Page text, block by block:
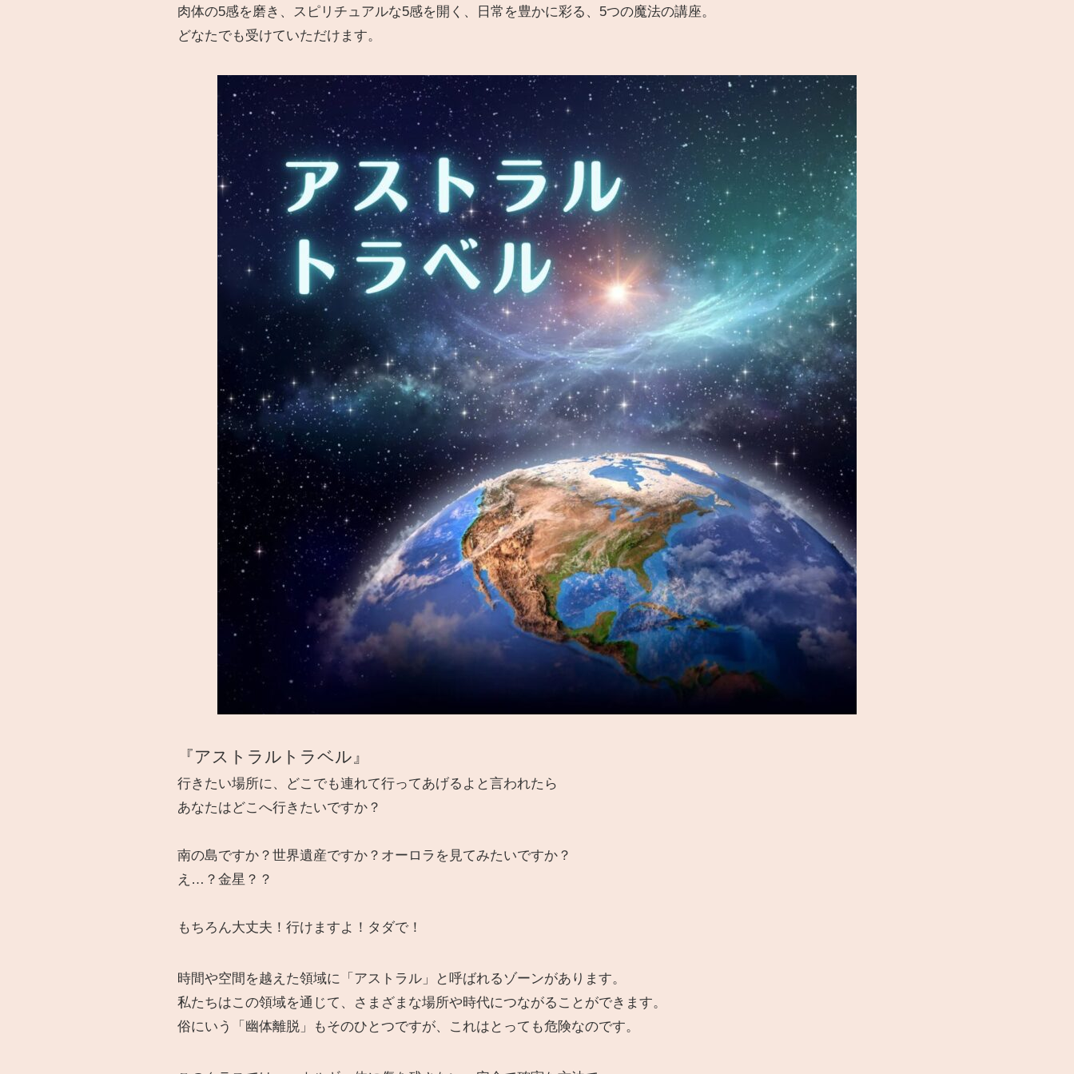
肉体の5感を磨き、スピリチュアルな5感を開く、日常を豊かに彩る、5つの魔法の講座。
どなたでも受けていただけます。
『アストラルトラベル』
行きたい場所に、どこでも連れて行ってあげるよと言われたら
あなたはどこへ行きたいですか？
南の島ですか？世界遺産ですか？オーロラを見てみたいですか？
え…？金星？？
もちろん大丈夫！行けますよ！タダで！
時間や空間を越えた領域に「アストラル」と呼ばれるゾーンがあります。
私たちはこの領域を通じて、さまざまな場所や時代につながることができます。
俗にいう「幽体離脱」もそのひとつですが、これはとっても危険なのです。